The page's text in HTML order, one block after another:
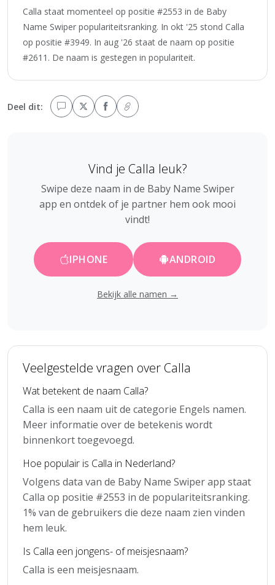
Calla staat momenteel op positie #2553 in de Baby
Name Swiper populariteitsranking. In okt '25 stond Calla
op positie #3949. In aug '26 staat de naam op positie
#2611. De naam is gestegen in populariteit.
Deel dit:
Vind je Calla leuk?
Swipe deze naam in de Baby Name Swiper
app en ontdek of je partner hem ook mooi
vindt!
IPHONE ANDROID
Bekijk alle namen →
Veelgestelde vragen over Calla
Wat betekent de naam Calla?
Calla is een naam uit de categorie Engels namen.
Meer informatie over de betekenis wordt
binnenkort toegevoegd.
Hoe populair is Calla in Nederland?
Volgens data van de Baby Name Swiper app staat
Calla op positie #2553 in de populariteitsranking.
1% van de gebruikers die deze naam zien vinden
hem leuk.
Is Calla een jongens- of meisjesnaam?
Calla is een meisjesnaam.